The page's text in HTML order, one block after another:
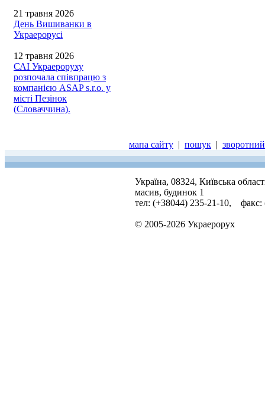
21 травня 2026
День Вишиванки в
Украерорусі
12 травня 2026
САІ Украероруху
розпочала співпрацю з
компанією ASAP s.r.o. у
місті Пезінок
(Словаччина).
мапа сайту | пошук |
Україна, 08324, Київська
масив, будинок 1
тел: (+38044) 235-21-10, факс:
© 2005-2026 Украерорух